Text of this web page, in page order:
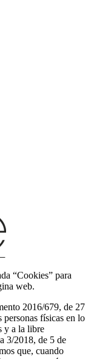
“Cookies” para
web.
2016/679, de 27
físicas en lo
y a la libre
3/2018, de 5 de
que, cuando